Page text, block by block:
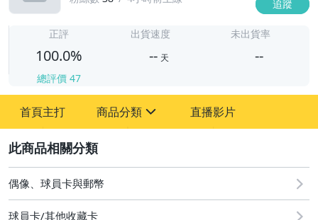
追蹤
正評
100.0%
總評價 47
出貨速度
-- 天
未出貨率
--
首頁主打 商品分類
偶像、球員卡與郵幣
直播影片
偶像、球員卡與郵幣
球員卡/其他收藏卡